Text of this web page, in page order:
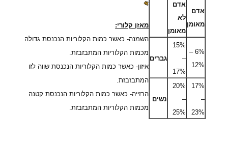
אדם
מאומן
אדם
לא
מאומן
6% –
12%
15%
–
17%
גברים
17%
–
23%
20%
–
25%
נשים
מאזן קלורי:
השמנה- כאשר כמות הקלוריות הנכנסת גדולה
מכמות הקלוריות המתבזבזת.
איזון- כאשר כמות הקלוריות הנכנסת שווה לזו
המתבזבזת.
הרזייה- כאשר כמות הקלוריות הנכנסת קטנה
מכמות הקלוריות המתבזבזת.